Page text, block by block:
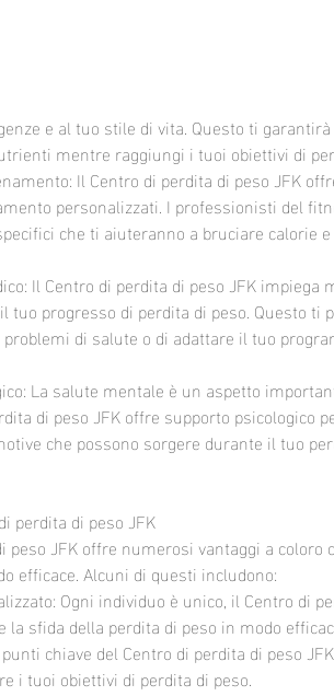
mentre raggiungi i tuoi obiettivi di
Il Centro di perdita di peso JFK
personalizzati. I professionisti del
che ti aiuteranno a bruciare calorie
Il Centro di perdita di peso JFK impiega
tuo progresso di perdita di peso. Questo ti
di salute o di adattare il tuo
La salute mentale è un aspetto
di peso JFK offre supporto psicologico
che possono sorgere durante il tuo
perdita di peso JFK
peso JFK offre numerosi vantaggi a coloro
efficace. Alcuni di questi includono:
Ogni individuo è unico, il Centro di
sfida della perdita di peso in modo
chiave del Centro di perdita di peso
i tuoi obiettivi di perdita di peso.